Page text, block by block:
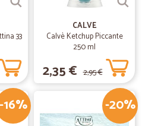
33
CALVE
Calvè Ketchup Piccante
250 ml
2,35 € 2,95 €
-16% -20%